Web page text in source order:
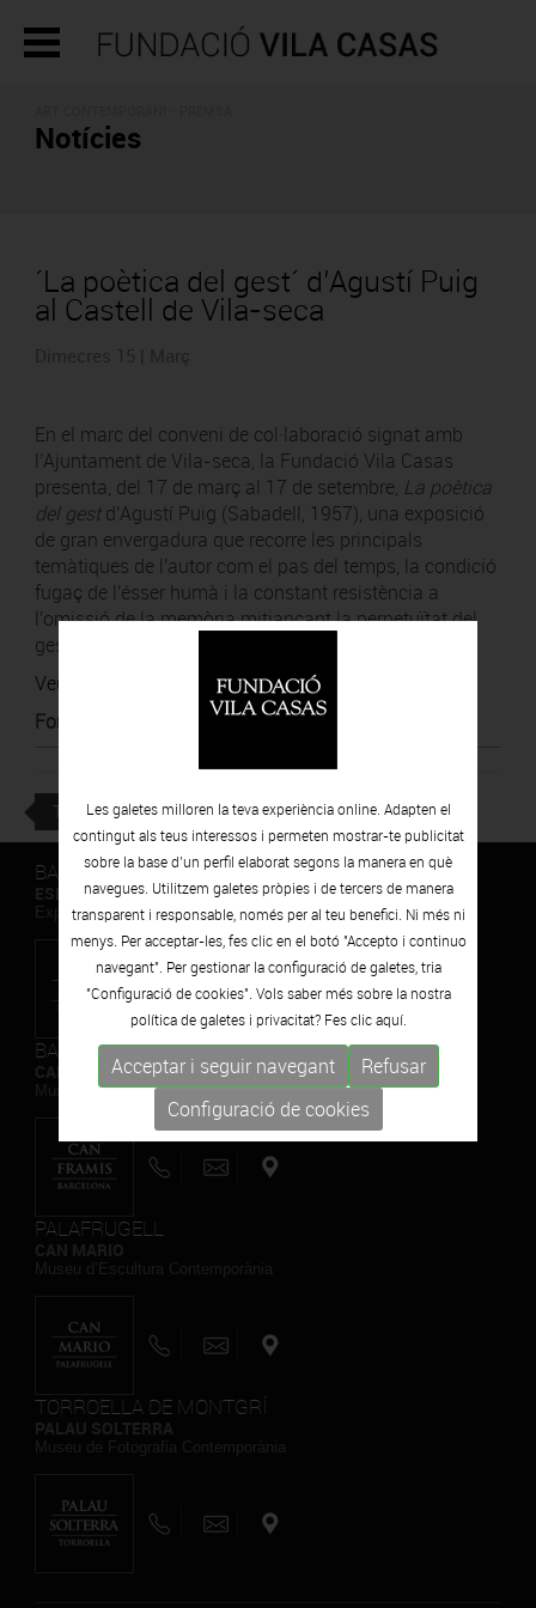
Notícies
´La poètica del gest´ d’Agustí Puig
al Castell de Vila-seca
En el marc del conveni de col·laboració signat amb
l’Ajuntament de Vila-seca, la Fundació Vila Casas
presenta, del 17 de març al 17 de setembre, La poètica
del gestd’Agustí Puig (Sabadell, 1957), una exposició
de gran envergadura que recorre les principals
temàtiques de l'autor com el pas del temps, la condició
fugaç de l'ésser humà i la constant resistència a
l'omissió de la memòria mitjançant la perpetuïtat del
gest.
Veure notícia.
Font
TORNAR
BARCELONA
ESPAIS VOLART
Exposicions Temporals d'Art Contemporani
BARCELONA
CAN FRAMIS
Museu de Pintura Contemporània
PALAFRUGELL
TORROELLA DE MONTGRÍ
Les galetes milloren la teva experiència online. Adapten el
contingut als teus interessos i permeten mostrar-te publicitat
sobre la base d’un perfil elaborat segons la manera en què
navegues. Utilitzem galetes pròpies i de tercers de manera
transparent i responsable, només per al teu benefici. Ni més ni
menys. Per acceptar-les, fes clic en el botó "Accepto i continuo
navegant". Per gestionar la configuració de galetes, tria
"Configuració de cookies". Vols saber més sobre la nostra
política de galetes i privacitat? Fes clicaquí.
Acceptar i seguir navegant
Refusar
Configuració de cookies